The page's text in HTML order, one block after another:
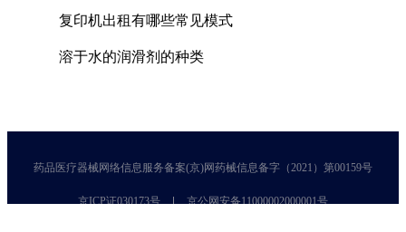
复印机出租有哪些常见模式
溶于水的润滑剂的种类
药品医疗器械网络信息服务备案(京)网药械信息备字（2021）第00159号
京ICP证030173号 京公网安备11000002000001号